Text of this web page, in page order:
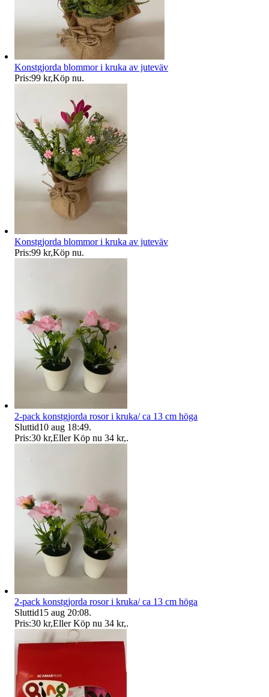
Konstgjorda blommor i kruka av juteväv
Pris:99 kr,Köp nu.
Konstgjorda blommor i kruka av juteväv
Pris:99 kr,Köp nu.
2-pack konstgjorda rosor i kruka/ ca 13 cm höga
Sluttid10 aug 18:49.
Pris:30 kr,Eller Köp nu 34 kr,.
2-pack konstgjorda rosor i kruka/ ca 13 cm höga
Sluttid15 aug 20:08.
Pris:30 kr,Eller Köp nu 34 kr,.